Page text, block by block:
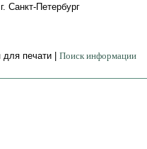
Санкт-Петербург
для печати | Поиск информации